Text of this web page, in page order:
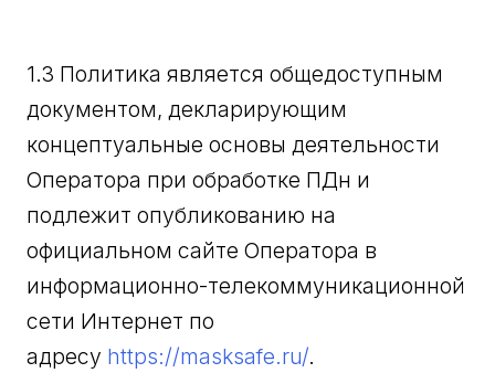
1.3 Политика является общедоступным
документом, декларирующим
концептуальные основы деятельности
Оператора при обработке ПДн и
подлежит опубликованию на
официальном сайте Оператора в
информационно-телекоммуникационной
сети Интернет по
адресу https://masksafe.ru/.